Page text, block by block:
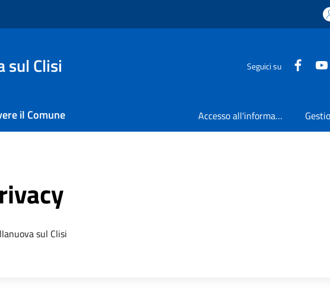
sul Clisi Seguici su
il Comune Accesso all'informazione
sul Clisi